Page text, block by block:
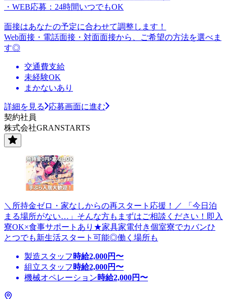
・WEB応募：24時間いつでもOK
面接はあなたの予定に合わせて調整します！
Web面接・電話面接・対面面接から、ご希望の方法を選べま
す◎
交通費支給
未経験OK
まかないあり
詳細を見る
応募画面に進む
契約社員
株式会社GRANSTARTS
＼所持金ゼロ・家なしからの再スタート応援！／ 「今日泊
まる場所がない…」そんな方もまずはご相談ください！即入
寮OK×食事サポートあり★家具家電付き個室寮でカバンひ
とつでも新生活スタート可能◎働く場所も
製造スタッフ 時給2,000円〜
組立スタッフ 時給2,000円〜
機械オペレーション時給2,000円〜